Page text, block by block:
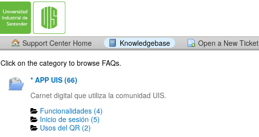
Support Center Home Knowledgebase Open a New Ticket
Click on the category to browse FAQs.
* APP UIS (66)
Carnet digital que utiliza la comunidad UIS.
Funcionalidades (4)
Inicio de sesión (5)
Usos del QR (2)